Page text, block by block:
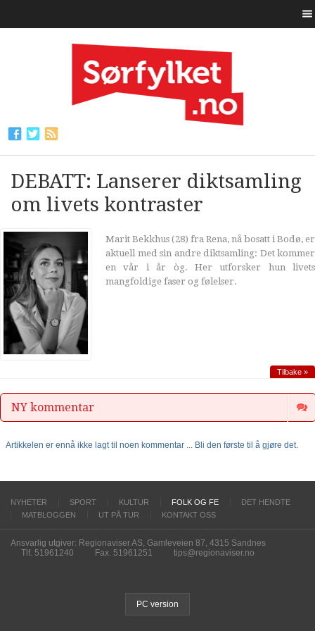
DEBATT: Lanserer diktsamling
om livets kontraster
Marit Bekkhus (28) fra Rena, nå bosatt i Bodø, er
aktuell med sin andre diktsamling: Det kommer
en vår i år òg. Her utforsker hun livets
mangfoldige faser og følelser.
Tilbake »
NY kommentar
Artikkelen er ennå ikke lagt til noen kommentar ... Bli den første til å gjøre det.
NYHETER SPORT KULTUR FOLK OG FE
DET HENDTE
MATBLOGGEN
UT PÅ TUR KONTAKT OSS
Ansvarlig utgiver: Regionaviser AS, Gamleveien 87, 4315 Sandnes
Tlf. 51961240
Fax. 51961251 tips@regionaviser.no
PC version